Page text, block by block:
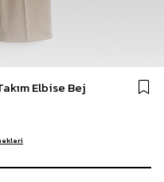
Elbise Bej